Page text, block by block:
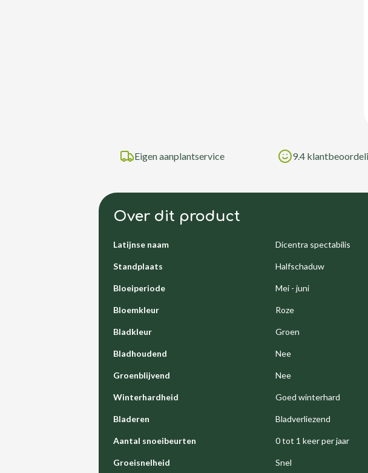
Eigen aanplantservice 9.4
Over dit product
Latijnse naam Dicentra spectabilis
Standplaats Halfschaduw
Bloeiperiode Mei - juni
Bloemkleur Roze
Bladkleur Groen
Bladhoudend Nee
Groenblijvend Nee
Winterhardheid Goed winterhard
Bladeren Bladverliezend
Aantal snoeibeurten 0 tot 1 keer per jaar
Groeisnelheid Snel